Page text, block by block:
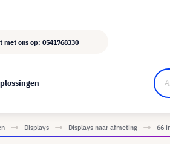
met ons op: 0541768330
Displays Displays naar afmeting 66